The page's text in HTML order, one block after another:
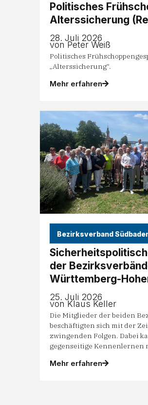
Politisches
Alterssicherung
28. Juli 2026
von Peter Weiß
Politisches
„Alterssicherung“.
Mehr erfahren
Bezirksverband
der
Württemberg-
25. Juli 2026
von Klaus Keller
Die Mitglieder der beiden
beschäftigten sich mit der
zwingenden Folgen. Dabei
gegenseitige Kennenlernen
Mehr erfahren